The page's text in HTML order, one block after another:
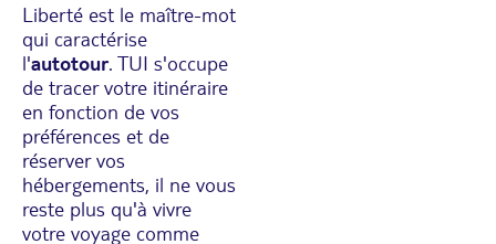
Liberté est le maître-mot
qui caractérise
l'autotour. TUI s'occupe
de tracer votre itinéraire
en fonction de vos
préférences et de
réserver vos
hébergements, il ne vous
reste plus qu'à vivre
votre voyage comme